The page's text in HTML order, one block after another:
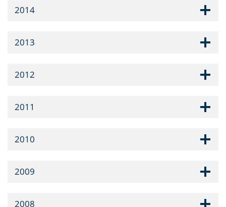
2014
2013
2012
2011
2010
2009
2008